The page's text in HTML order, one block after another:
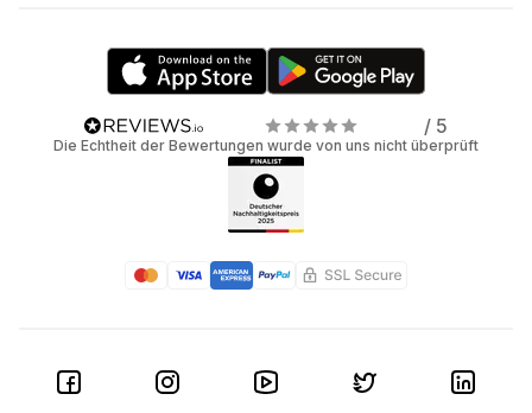
/ 5
Die Echtheit der Bewertungen wurde von uns nicht überprüft